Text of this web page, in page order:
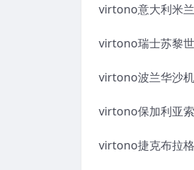
virtono意大利米
virtono瑞士苏黎
virtono波兰华沙
virtono保加利亚
virtono捷克布拉